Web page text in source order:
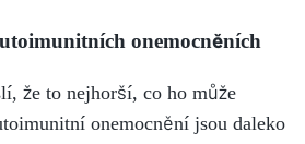
onemocněních
že to nejhorší, co ho může
onemocnění jsou daleko